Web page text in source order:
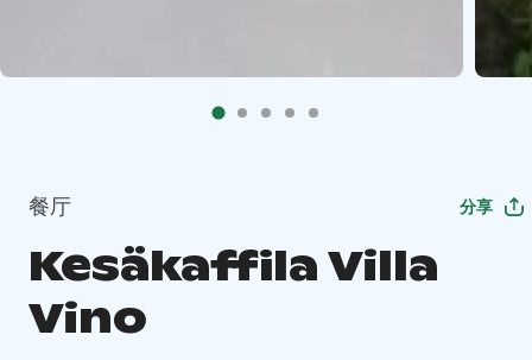
餐厅 分享
Kesäkaffila Villa
Vino